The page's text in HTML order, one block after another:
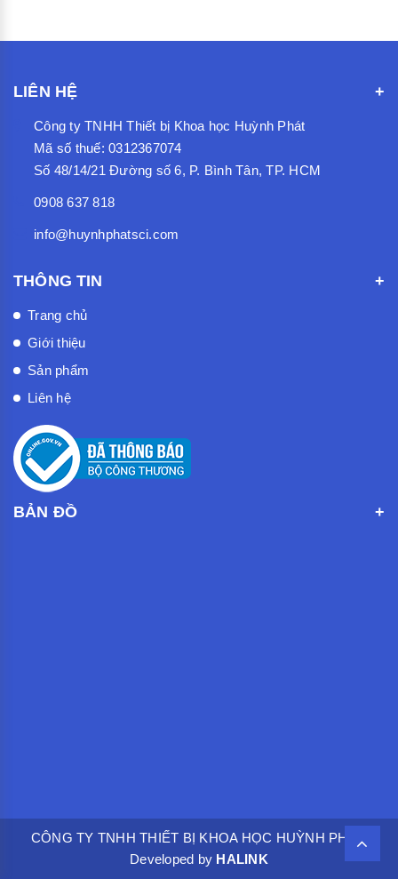
LIÊN HỆ
Công ty TNHH Thiết bị Khoa học Huỳnh Phát
Mã số thuế: 0312367074
Số 48/14/21 Đường số 6, P. Bình Tân, TP. HCM
0908 637 818
info@huynhphatsci.com
THÔNG TIN
Trang chủ
Giới thiệu
Sản phẩm
Liên hệ
BẢN ĐỒ
CÔNG TY TNHH THIẾT BỊ KHOA HỌC HUỲNH PHÁT.
Developed by HALINK